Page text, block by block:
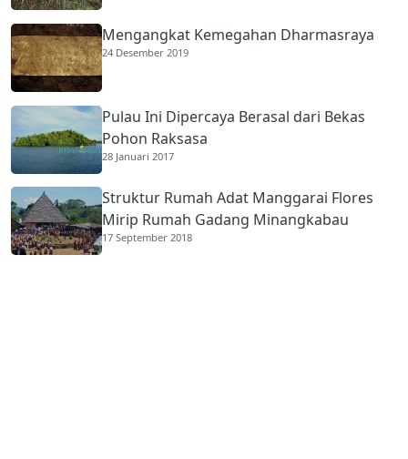
Mengangkat Kemegahan Dharmasraya
24 Desember 2019
Pulau Ini Dipercaya Berasal dari Bekas
Pohon Raksasa
28 Januari 2017
Struktur Rumah Adat Manggarai Flores
Mirip Rumah Gadang Minangkabau
17 September 2018